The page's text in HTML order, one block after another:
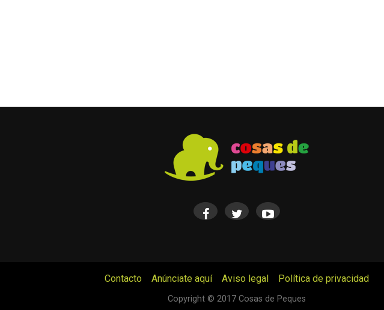
Contacto Anúnciate aquí Aviso legal
Política de privacidad
Copyright © 2017 Cosas de Peques